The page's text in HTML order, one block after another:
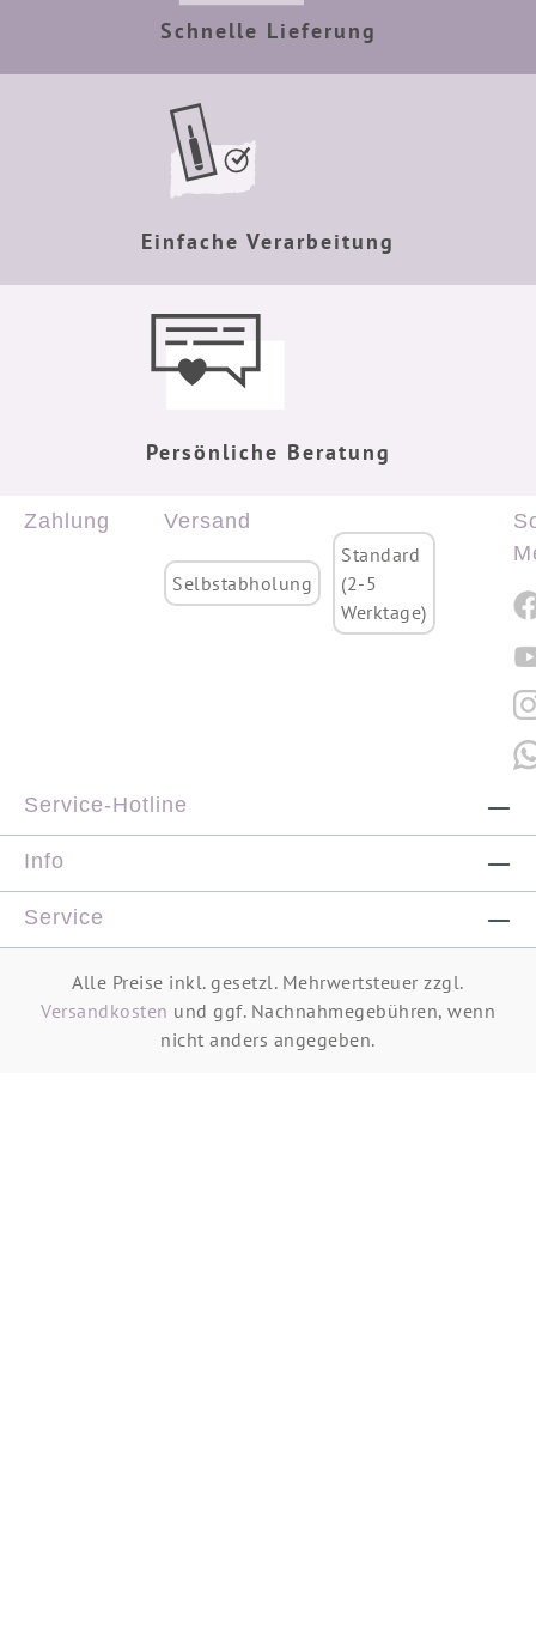
Schnelle Lieferung
Einfache Verarbeitung
Persönliche Beratung
Zahlung Versand
Selbstabholung
Standard
(2-5
Werktage)
Service-Hotline
Info
Service
Alle Preise inkl. gesetzl. Mehrwertsteuer zzgl.
Versandkosten und ggf. Nachnahmegebühren, wenn
nicht anders angegeben.